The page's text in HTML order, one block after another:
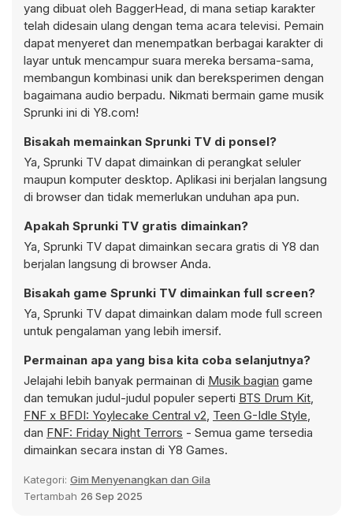
yang dibuat oleh BaggerHead, di mana setiap karakter
telah didesain ulang dengan tema acara televisi. Pemain
dapat menyeret dan menempatkan berbagai karakter di
layar untuk mencampur suara mereka bersama-sama,
membangun kombinasi unik dan bereksperimen dengan
bagaimana audio berpadu. Nikmati bermain game musik
Sprunki ini di Y8.com!
Bisakah memainkan Sprunki TV di ponsel?
Ya, Sprunki TV dapat dimainkan di perangkat seluler
maupun komputer desktop. Aplikasi ini berjalan langsung
di browser dan tidak memerlukan unduhan apa pun.
Apakah Sprunki TV gratis dimainkan?
Ya, Sprunki TV dapat dimainkan secara gratis di Y8 dan
berjalan langsung di browser Anda.
Bisakah game Sprunki TV dimainkan full screen?
Ya, Sprunki TV dapat dimainkan dalam mode full screen
untuk pengalaman yang lebih imersif.
Permainan apa yang bisa kita coba selanjutnya?
Jelajahi lebih banyak permainan di Musik bagian game
dan temukan judul-judul populer seperti BTS Drum Kit,
FNF x BFDI: Yoylecake Central v2, Teen G-Idle Style,
dan FNF: Friday Night Terrors - Semua game tersedia
dimainkan secara instan di Y8 Games.
Kategori: Gim Menyenangkan dan Gila
Tertambah 26 Sep 2025